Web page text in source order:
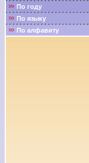
По году
По языку
По алфавиту